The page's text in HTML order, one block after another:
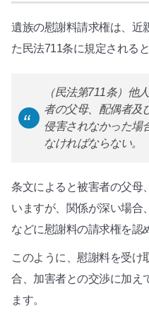
遺族の慰謝料請求権は、近
た民法711条に規定されると
（民法第711条）他
者の父母、配偶者及
侵害されなかった場
なければならない。
条文によると被害者の父母
いますが、関係が深い場合
などに慰謝料の請求権を認
このように、慰謝料を受け
合、加害者との交渉に加え
ます。